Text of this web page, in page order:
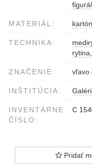
MATERIÁL: kartón
TECHNIKA:
ZNAČENIE: vľavo
INŠTITÚCIA:
INVENTÁRNE
ČÍSLO:
C
Pridať